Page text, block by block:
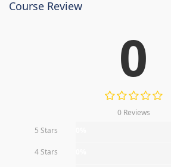
Course Review
0
0 Reviews
5 Stars
4 Stars